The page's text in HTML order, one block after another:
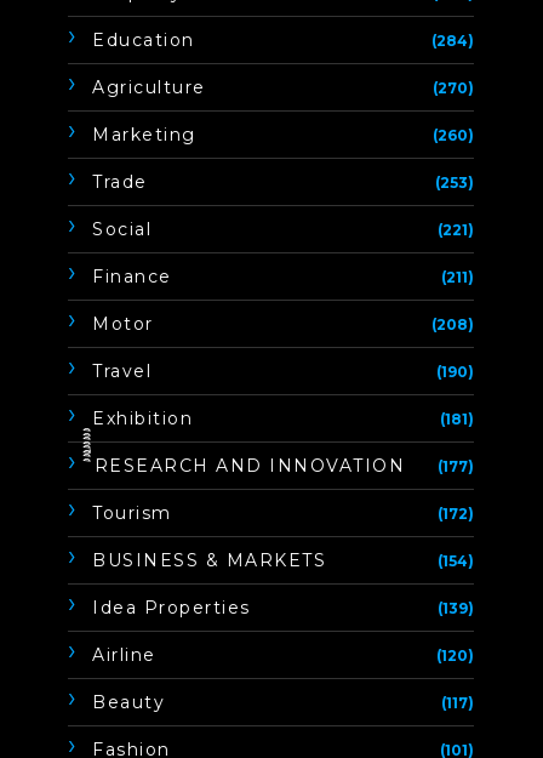
Education (284)
Agriculture (270)
Marketing (260)
Trade (253)
Social (221)
Finance (211)
Motor (208)
Travel (190)
Exhibition (181)
ิิีิิิิิRESEARCH AND INNOVATION (177)
Tourism (172)
BUSINESS & MARKETS (154)
Idea Properties (139)
Airline (120)
Beauty (117)
Fashion (101)